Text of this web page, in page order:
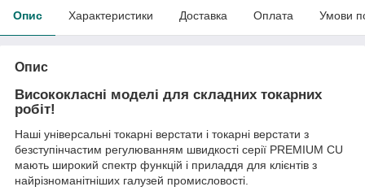
Опис Характеристики Доставка Оплата Умови
Опис
Висококласні моделі для складних токарних
робіт!
Наші універсальні токарні верстати і токарні верстати з
безступінчастим регулюванням швидкості серії PREMIUM CU
мають широкий спектр функцій і приладдя для клієнтів з
найрізноманітніших галузей промисловості.